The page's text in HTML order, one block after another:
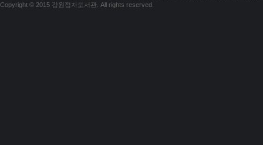
Copyright © 2015 강원점자도서관. All rights reserved.